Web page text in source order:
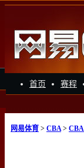
首页 赛程
网易体育 > CBA>